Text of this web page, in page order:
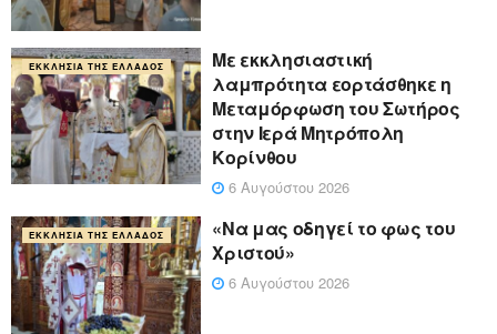
ΕΚΚΛΗΣΊΑ ΤΗΣ ΕΛΛΆΔΟΣ
Με εκκλησιαστική
λαμπρότητα εορτάσθηκε η
Μεταμόρφωση του Σωτήρος
στην Ιερά Μητρόπολη
Κορίνθου
6 Αυγούστου 2026
ΕΚΚΛΗΣΊΑ ΤΗΣ ΕΛΛΆΔΟΣ
«Να μας οδηγεί το φως του
Χριστού»
6 Αυγούστου 2026